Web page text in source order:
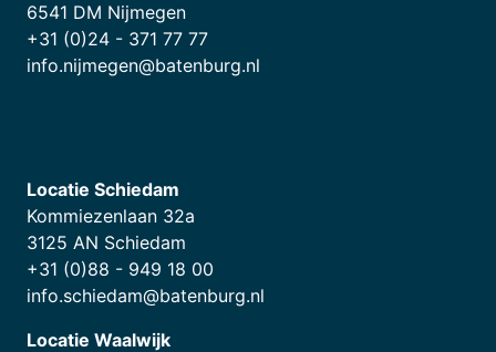
6541 DM Nijmegen
+31 (0)24 - 371 77 77
info.nijmegen@batenburg.nl
Locatie Schiedam
Kommiezenlaan 32a
3125 AN Schiedam
+31 (0)88 - 949 18 00
info.schiedam@batenburg.nl
Locatie Waalwijk